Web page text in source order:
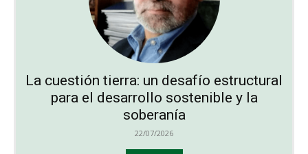
La cuestión tierra: un desafío estructural
para el desarrollo sostenible y la
soberanía
22/07/2026